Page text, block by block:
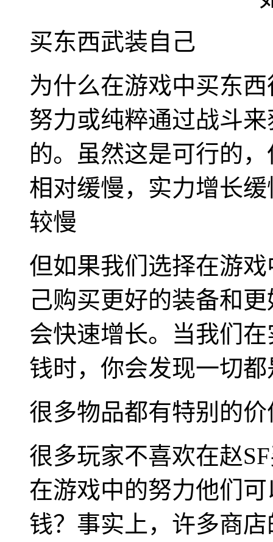
买东西武装自己
为什么在游戏中买东
努力或纯粹通过战斗
的。虽然这是可行的
相对缓慢，实力增长
较慢
但如果我们选择在游
己购买更好的装备和
会快速增长。当我们
钱时，你会发现一切
很多物品都有特别的价
很多玩家不喜欢在赵
在游戏中的努力他们
钱？事实上，许多商